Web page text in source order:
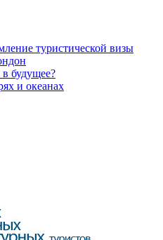
туристической визы
будущее?
и океанах